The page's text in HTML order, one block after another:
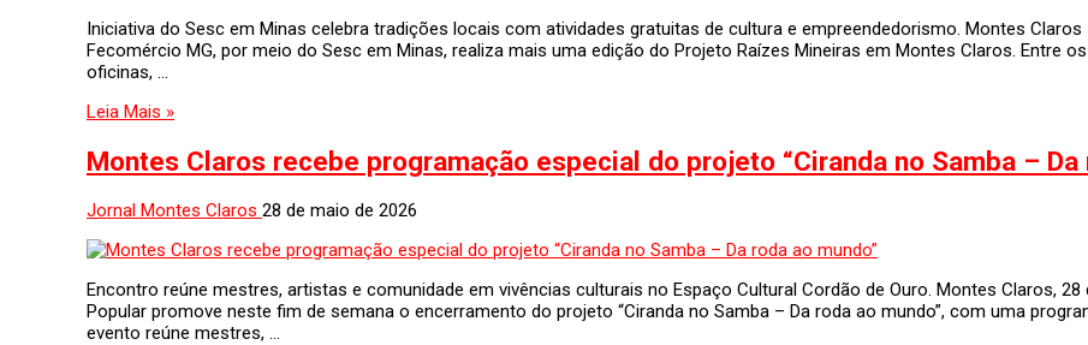
Iniciativa do Sesc em Minas celebra tradições locais com atividades gratuitas de cultura e empreendedorismo. Montes
Fecomércio MG, por meio do Sesc em Minas, realiza mais uma edição do Projeto Raízes Mineiras em Montes Claros. Entre
oficinas, …
Leia Mais »
Montes Claros recebe programação especial do projeto “Ciranda no Samba – Da
Jornal Montes Claros 28 de maio de 2026
Encontro reúne mestres, artistas e comunidade em vivências culturais no Espaço Cultural Cordão de Ouro. Montes Claros,
Popular promove neste fim de semana o encerramento do projeto “Ciranda no Samba – Da roda ao mundo”, com uma
evento reúne mestres, …